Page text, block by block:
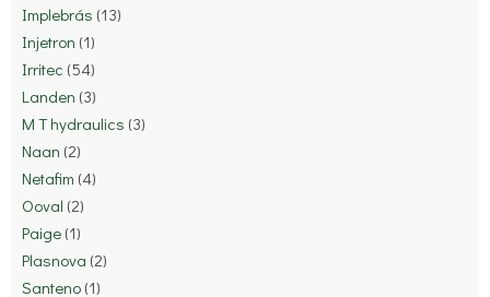
Implebrás (13)
Injetron (1)
Irritec (54)
Landen (3)
M T hydraulics (3)
Naan (2)
Netafim (4)
Ooval (2)
Paige (1)
Plasnova (2)
Santeno (1)